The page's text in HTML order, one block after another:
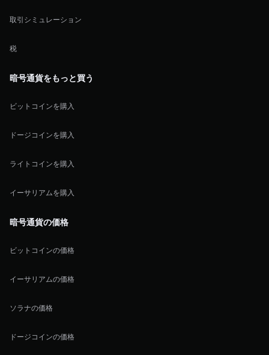
取引シミュレーション
税
暗号通貨をもっと買う
ビットコインを購入
ドージコインを購入
ライトコインを購入
イーサリアムを購入
暗号通貨の価格
ビットコインの価格
イーサリアムの価格
ソラナの価格
ドージコインの価格